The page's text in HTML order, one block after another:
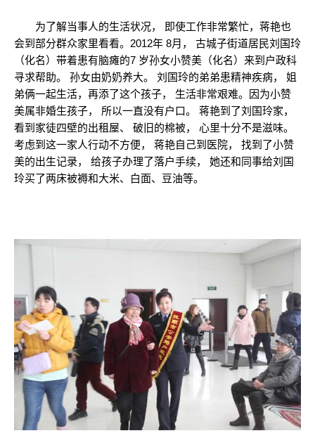
为了解当事人的生活状况， 即使工作非常繁忙，蒋艳也
会到部分群众家里看看。2012年 8月， 古城子街道居民刘国玲
（化名）带着患有脑瘫的7 岁孙女小赞美（化名）来到户政科
寻求帮助。 孙女由奶奶养大。 刘国玲的弟弟患精神疾病， 姐
弟俩一起生活，再添了这个孩子， 生活非常艰难。因为小赞
美属非婚生孩子， 所以一直没有户口。 蒋艳到了刘国玲家，
看到家徒四壁的出租屋、 破旧的棉被， 心里十分不是滋味。
考虑到这一家人行动不方便， 蒋艳自己到医院， 找到了小赞
美的出生记录， 给孩子办理了落户手续， 她还和同事给刘国
玲买了两床被褥和大米、白面、豆油等。